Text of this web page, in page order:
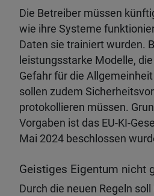
Die Betreiber müssen
wie ihre Systeme
Daten sie trainiert wurden.
leistungsstarke Modelle,
Gefahr für die
sollen zudem
protokollieren müssen.
Vorgaben ist das EU-KI-
Mai 2024 beschlossen
Geistiges Eigentum nicht
Durch die neuen Regeln